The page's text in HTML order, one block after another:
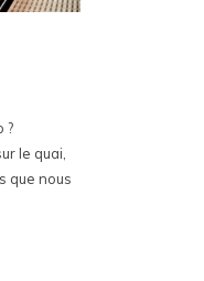
?
le quai,
que nous